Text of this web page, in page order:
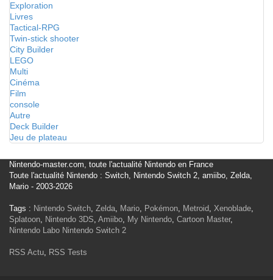
Exploration
Livres
Tactical-RPG
Twin-stick shooter
City Builder
LEGO
Multi
Cinéma
Film
console
Autre
Deck Builder
Jeu de plateau
Nintendo-master.com, toute l'actualité Nintendo en France
Toute l'actualité Nintendo : Switch, Nintendo Switch 2, amiibo, Zelda,
Mario - 2003-2026
Tags : Nintendo Switch, Zelda, Mario, Pokémon, Metroid, Xenoblade,
Splatoon, Nintendo 3DS, Amiibo, My Nintendo, Cartoon Master,
Nintendo Labo Nintendo Switch 2
RSS Actu, RSS Tests